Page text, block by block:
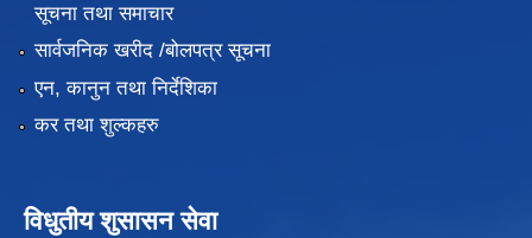
सूचना तथा समाचार
सार्वजनिक खरीद /बोलपत्र सूचना
एन, कानुन तथा निर्देशिका
कर तथा शुल्कहरु
विधुतीय शुसासन सेवा